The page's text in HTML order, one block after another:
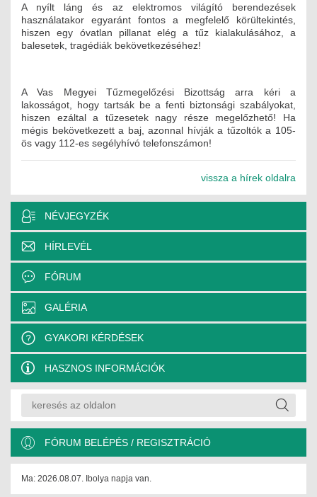
SZEMÉLYES PORTFÓLIÓK
KAPCSOLAT
A nyílt láng és az elektromos világító berendezések
használatakor egyaránt fontos a megfelelő körültekintés,
hiszen egy óvatlan pillanat elég a tűz kialakulásához, a
balesetek, tragédiák bekövetkezéséhez!
A Vas Megyei Tűzmegelőzési Bizottság arra kéri a
lakosságot, hogy tartsák be a fenti biztonsági szabályokat,
hiszen ezáltal a tűzesetek nagy része megelőzhető! Ha
mégis bekövetkezett a baj, azonnal hívják a tűzoltók a 105-
ös vagy 112-es segélyhívó telefonszámon!
vissza a hírek oldalra
NÉVJEGYZÉK
HÍRLEVÉL
FÓRUM
GALÉRIA
GYAKORI KÉRDÉSEK
HASZNOS INFORMÁCIÓK
FÓRUM BELÉPÉS / REGISZTRÁCIÓ
Ma: 2026.08.07. Ibolya napja van.